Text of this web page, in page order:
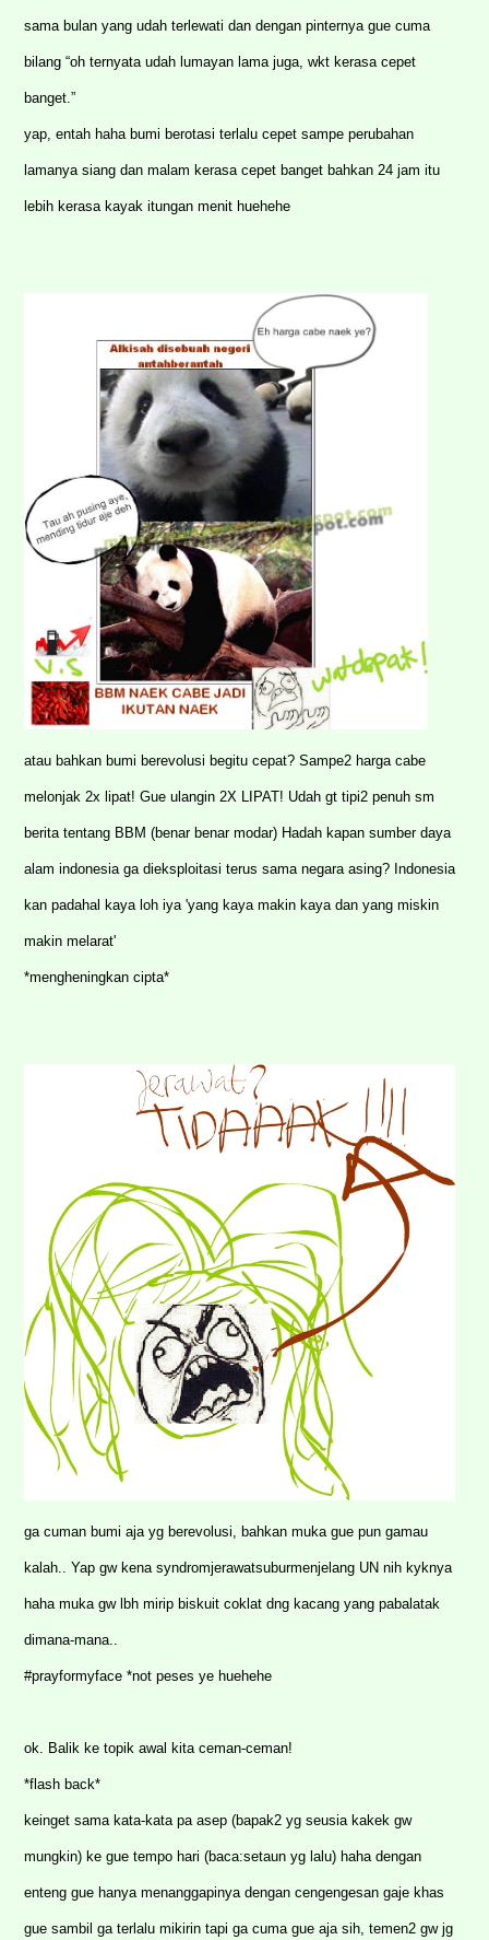
sama bulan yang udah terlewati dan dengan pinternya gue cuma
bilang “oh ternyata udah lumayan lama juga, wkt kerasa cepet
banget.”
yap, entah haha bumi berotasi terlalu cepet sampe perubahan
lamanya siang dan malam kerasa cepet banget bahkan 24 jam itu
lebih kerasa kayak itungan menit huehehe
atau bahkan bumi berevolusi begitu cepat? Sampe2 harga cabe
melonjak 2x lipat! Gue ulangin 2X LIPAT! Udah gt tipi2 penuh sm
berita tentang BBM (benar benar modar) Hadah kapan sumber daya
alam indonesia ga dieksploitasi terus sama negara asing? Indonesia
kan padahal kaya loh iya 'yang kaya makin kaya dan yang miskin
makin melarat'
*mengheningkan cipta*
ga cuman bumi aja yg berevolusi, bahkan muka gue pun gamau
kalah.. Yap gw kena syndromjerawatsuburmenjelang UN nih kyknya
haha muka gw lbh mirip biskuit coklat dng kacang yang pabalatak
dimana-mana..
#prayformyface *not peses ye huehehe
ok. Balik ke topik awal kita ceman-ceman!
*flash back*
keinget sama kata-kata pa asep (bapak2 yg seusia kakek gw
mungkin) ke gue tempo hari (baca:setaun yg lalu) haha dengan
enteng gue hanya menanggapinya dengan cengengesan gaje khas
gue sambil ga terlalu mikirin tapi ga cuma gue aja sih, temen2 gw jg